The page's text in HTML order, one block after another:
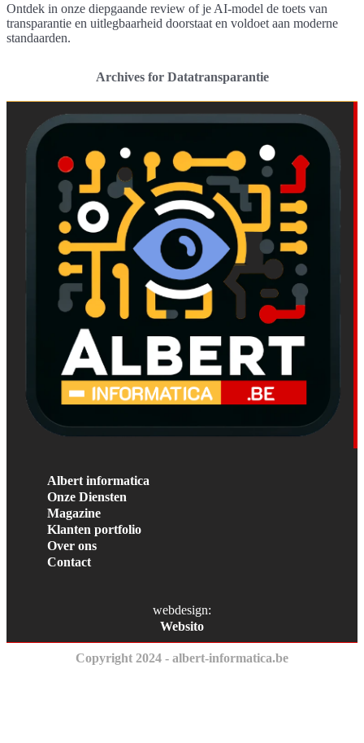
Ontdek in onze diepgaande review of je AI-model de toets van
transparantie en uitlegbaarheid doorstaat en voldoet aan moderne
standaarden.
Archives for Datatransparantie
Albert informatica
Onze Diensten
Magazine
Klanten portfolio
Over ons
Contact
webdesign:
Websito
Copyright 2024 - albert-informatica.be